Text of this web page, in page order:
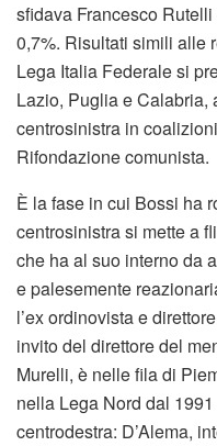
sfidava Francesco
0,7%. Risultati simili alle
Lega Italia Federale si
Lazio, Puglia e Calabria,
centrosinistra in
Rifondazione comunista.
È la fase in cui Bossi ha
centrosinistra si mette a
che ha al suo interno da
e palesemente
l’ex ordinovista e
invito del direttore del
Murelli, è nelle fila di
nella Lega Nord dal
centrodestra: D’Alema,